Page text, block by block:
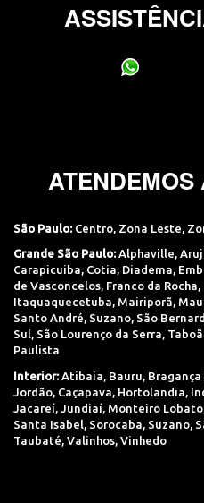
ATENDEMOS
São Paulo: Centro, Zona Leste,
Grande São Paulo: Alphaville,
Carapicuiba, Cotia, Diadema,
de Vasconcelos, Franco da Rocha,
Itaquaquecetuba, Mairiporã,
Santo André, Suzano, São
Sul, São Lourenço da Serra,
Paulista
Interior: Atibaia, Bauru,
Jordão, Caçapava, Hortolandia,
Jacareí, Jundiaí, Monteiro Lobato
Santa Isabel, Sorocaba, Suzano,
Taubaté, Valinhos, Vinhedo